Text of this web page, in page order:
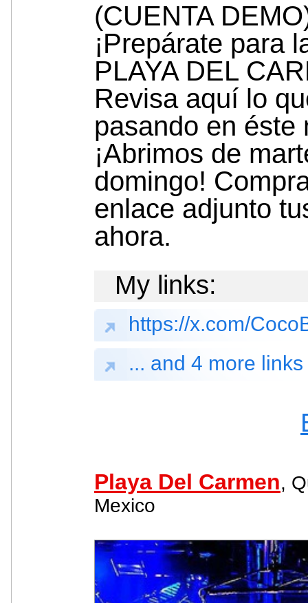
(CUENTA
¡Prepárate para
PLAYA DEL
Revisa aquí lo
pasando en éste
¡Abrimos de
domingo!
enlace adjunto
ahora.
My links:
https://x.com/
... and 4 more
Playa Del Carmen,
Mexico